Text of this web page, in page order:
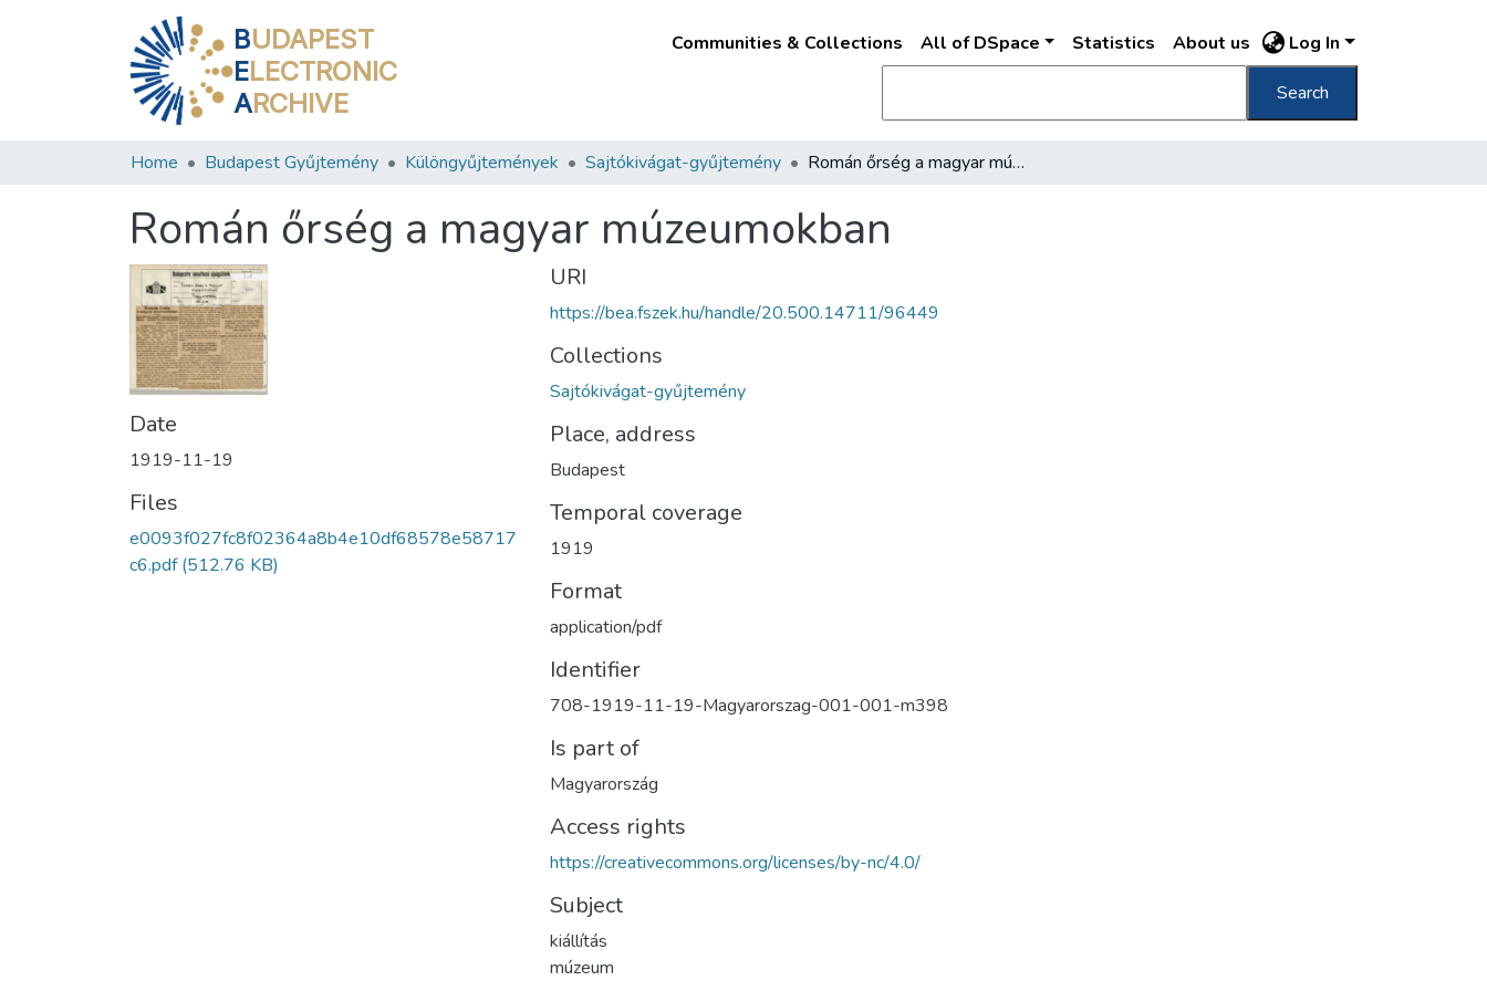
BUDAPEST
ELECTRONIC
ARCHIVE
Communities & Collections All of DSpace Statistics About us Log In
Search
Home Budapest Gyűjtemény Különgyűjtemények Sajtókivágat-gyűjtemény Román őrség a magyar múzeumokban
Román őrség a magyar múzeumokban
Date
1919-11-19
Files
e0093f027fc8f02364a8b4e10df68578e58717
c6.pdf(512.76 KB)
URI
https://bea.fszek.hu/handle/20.500.14711/96449
Collections
Sajtókivágat-gyűjtemény
Place, address
Budapest
Temporal coverage
1919
Format
application/pdf
Identifier
708-1919-11-19-Magyarorszag-001-001-m398
Is part of
Magyarország
Access rights
https://creativecommons.org/licenses/by-nc/4.0/
Subject
kiállítás
múzeum